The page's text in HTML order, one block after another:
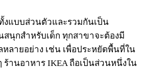
งแบบส่วนตัวและรวมกันเป็น
นุกสำหรับเด็ก ทุกสาขาจะต้องมี
ลายอย่าง เช่น เพื่อประหยัดพื้นที่ใน
ร้านอาหาร IKEA ถือเป็นส่วนหนึ่งใน